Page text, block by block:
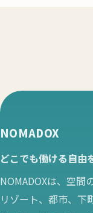
NOMADOX
どこでも働ける自由
NOMADOXは、空間
リゾート、都市、下